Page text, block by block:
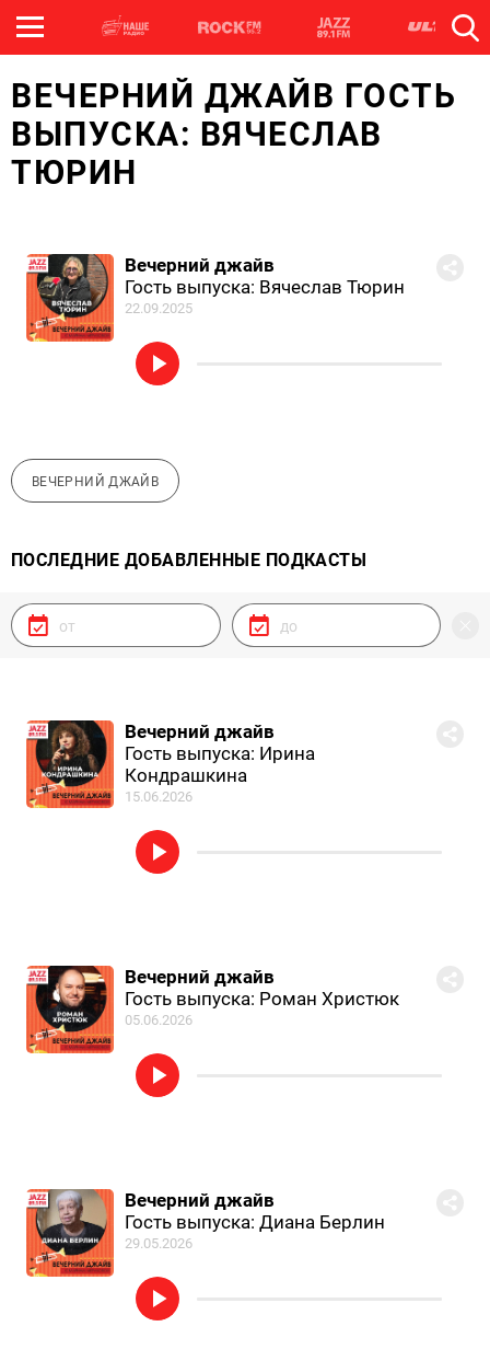
ВЕЧЕРНИЙ ДЖАЙВ ГОСТЬ
ВЫПУСКА: ВЯЧЕСЛАВ
ТЮРИН
Вечерний джайв
Гость выпуска: Вячеслав Тюрин
22.09.2025
ВЕЧЕРНИЙ ДЖАЙВ
ПОСЛЕДНИЕ ДОБАВЛЕННЫЕ ПОДКАСТЫ
Вечерний джайв
Гость выпуска: Ирина
Кондрашкина
15.06.2026
Вечерний джайв
Гость выпуска: Роман Христюк
05.06.2026
Вечерний джайв
Гость выпуска: Диана Берлин
29.05.2026